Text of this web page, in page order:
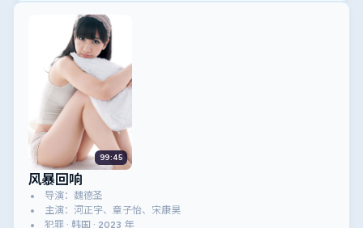
99:45
风暴回响
导演：魏德圣
主演：河正宇、章子怡、宋康昊
犯罪 · 韩国 · 2023 年